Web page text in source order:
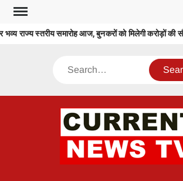
Skip
content
राज्य स्तरीय समारोह आज, बुनकरों को मिलेगी करोड़ों की
Search